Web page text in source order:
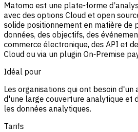
Matomo est une plate-forme
avec des options Cloud et open
solide positionnement en matière de
données, des objectifs, des
commerce électronique, des API et
Cloud ou via un plugin On-Premise
Idéal pour
Les organisations qui ont besoin d'un
d'une large couverture analytique et
les données analytiques.
Tarifs